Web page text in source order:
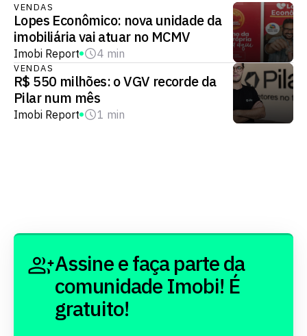
VENDAS
Lopes Econômico: nova unidade da
imobiliária vai atuar no MCMV
Imobi Report 4 min
VENDAS
R$ 550 milhões: o VGV recorde da
Pilar num mês
Imobi Report 1 min
Assine e faça parte da
comunidade Imobi! É
gratuito!